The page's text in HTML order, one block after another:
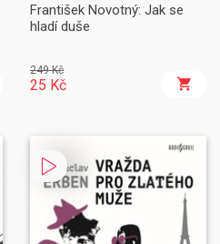
František Novotný: Jak se
hladí duše
249 Kč
25 Kč